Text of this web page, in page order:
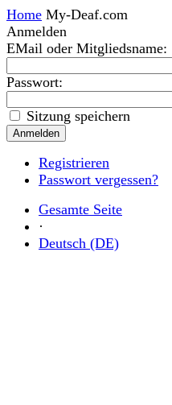
Home My-Deaf.com
Anmelden
EMail oder Mitgliedsname:
Passwort:
Sitzung speichern
Registrieren
Passwort vergessen?
Gesamte Seite
·
Deutsch (DE)